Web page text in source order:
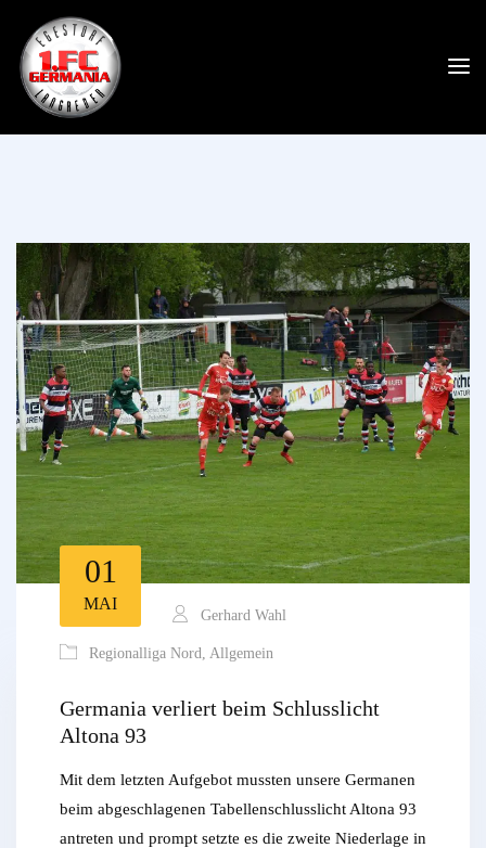
01
MAI
Gerhard Wahl
Regionalliga Nord Allgemein
Germania verliert beim Schlusslicht
Altona 93
Mit dem letzten Aufgebot mussten unsere Germanen
beim abgeschlagenen Tabellenschlusslicht Altona 93
antreten und prompt setzte es die zweite Niederlage in